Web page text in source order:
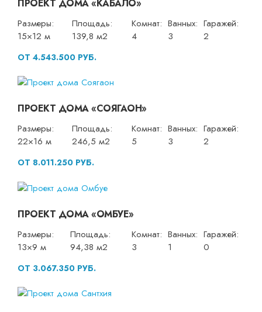
ПРОЕКТ ДОМА «КАБАЛО»
Размеры:
15×12 м
Площадь:
139,8 м2
Комнат:
4
Ванных:
3
Гаражей:
2
ОТ 4.543.500 РУБ.
ПРОЕКТ ДОМА «СОЯГАОН»
Размеры:
22×16 м
Площадь:
246,5 м2
Комнат:
5
Ванных:
3
Гаражей:
2
ОТ 8.011.250 РУБ.
ПРОЕКТ ДОМА «ОМБУЕ»
Размеры:
13×9 м
Площадь:
94,38 м2
Комнат:
3
Ванных:
1
Гаражей:
0
ОТ 3.067.350 РУБ.